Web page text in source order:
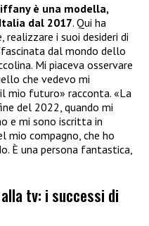
è una modella,
dal 2017. Qui ha
i suoi desideri di
dal mondo dello
Mi piaceva osservare
che vedevo mi
mio futuro» racconta. «La
del 2022, quando mi
e mi sono iscritta in
mio compagno, che ho
È una persona fantastica,
tv: i successi di